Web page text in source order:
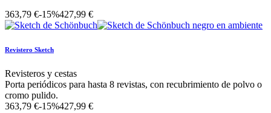
363,79 €-15%427,99 €
Revistero Sketch
Revisteros y cestas
Porta periódicos para hasta 8 revistas, con recubrimiento de polvo o
cromo pulido.
363,79 €-15%427,99 €